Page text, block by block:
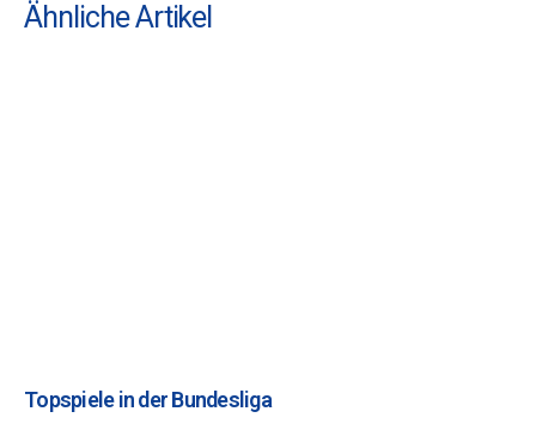
Ähnliche Artikel
Topspiele in der Bundesliga